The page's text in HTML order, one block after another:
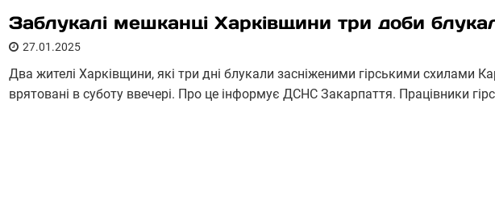
Заблукалі мешканці Харківщини три доби
27.01.2025
Два жителі Харківщини, які три дні блукали засніженими гірськими схилами
врятовані в суботу ввечері. Про це інформує ДСНС Закарпаття. Працівники